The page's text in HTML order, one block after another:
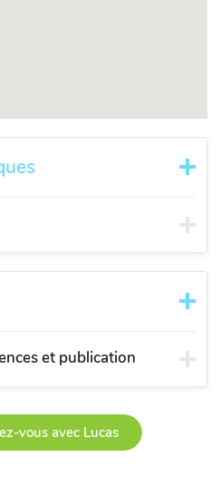
et publication
vous avec Lucas